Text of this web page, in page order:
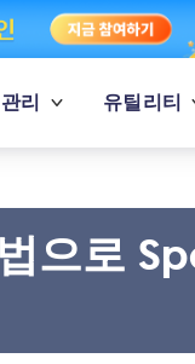
리 유틸리티
으로